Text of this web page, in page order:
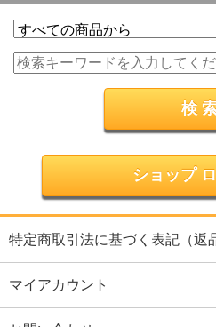
ショップ
特定商取引法に基づく表記（返
マイアカウント